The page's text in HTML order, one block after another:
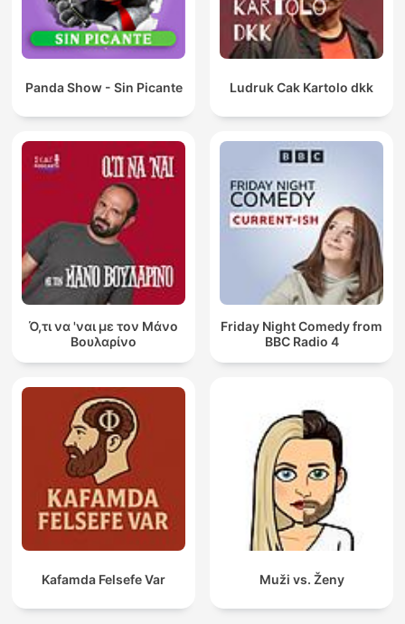
Panda Show - Sin Picante Ludruk Cak Kartolo dkk
Ό,τι να 'ναι με τον Μάνο
Βουλαρίνο
Friday Night Comedy from
BBC Radio 4
Kafamda Felsefe Var Muži vs. Ženy